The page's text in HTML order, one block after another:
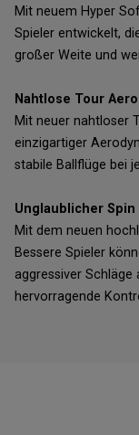
Mit neuem Hyper
Spieler entwickelt,
großer Weite und
Nahtlose Tour Aero
Mit neuer nahtloser
einzigartiger
stabile Ballflüge bei
Unglaublicher
Mit dem neuen
Bessere Spieler
aggressiver
hervorragende